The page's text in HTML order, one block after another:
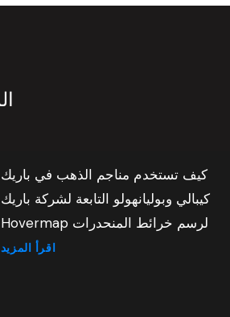
كيف تستخدم مناجم الذهب في باريك
كيبالي وبوليانهولو التابعة لشركة باريك
Hovermap لرسم خرائط المنحدرات
اقرأ المزيد